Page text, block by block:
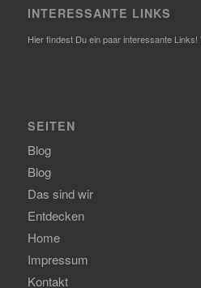
INTERESSANTE LINKS
Hier findest Du ein paar interessante
SEITEN
Blog
Blog
Das sind wir
Entdecken
Home
Impressum
Kontakt